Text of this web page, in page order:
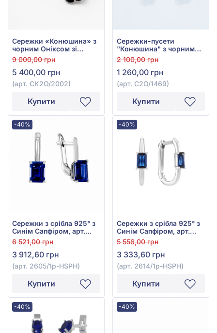
Сережки «Конюшина» з
чорним Оніксом зі
срібла 925°, арт.
СК2О/2002
9 000,00 грн
5 400,00 грн
(арт. СК2О/2002)
Купити
Сережки-пусети
"Конюшина" з чорним
онікcом зі срібла 925°,
арт. С2О/1469
2 100,00 грн
1 260,00 грн
(арт. С2О/1469)
Купити
-40%
Сережки з срібла 925° з
Синім Сапфіром, арт.
2605/1р-HSPH
6 521,00 грн
3 912,60 грн
(арт. 2605/1р-HSPH)
Купити
-40%
Сережки з срібла 925° з
Синім Сапфіром, арт.
2614/1р-HSPH
5 556,00 грн
3 333,60 грн
(арт. 2614/1р-HSPH)
Купити
-40% -40%